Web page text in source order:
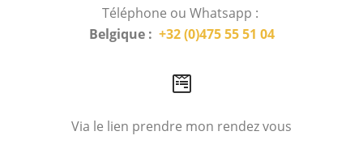
Téléphone ou Whatsapp :
Belgique : +32 (0)475 55 51 04
Via le lien prendre mon rendez vous